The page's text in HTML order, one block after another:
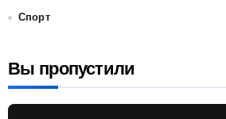
Спорт
Вы пропустили